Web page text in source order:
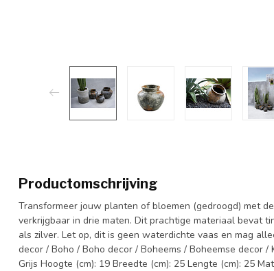
Productomschrijving
Transformeer jouw planten of bloemen (gedroogd) met
verkrijgbaar in drie maten. Dit prachtige materiaal bevat
als zilver. Let op, dit is geen waterdichte vaas en mag
decor / Boho / Boho decor / Boheems / Boheemse decor
Grijs Hoogte (cm): 19 Breedte (cm): 25 Lengte (cm): 25